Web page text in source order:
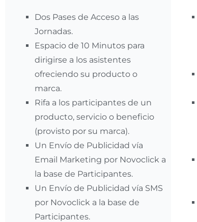
Dos Pases de Acceso a las
Jornadas.
Espacio de 10 Minutos para
dirigirse a los asistentes
ofreciendo su producto o
marca.
Rifa a los participantes de un
producto, servicio o beneficio
(provisto por su marca).
Un Envío de Publicidad vía
Email Marketing por Novoclick a
la base de Participantes.
Un Envío de Publicidad vía SMS
por Novoclick a la base de
Participantes.